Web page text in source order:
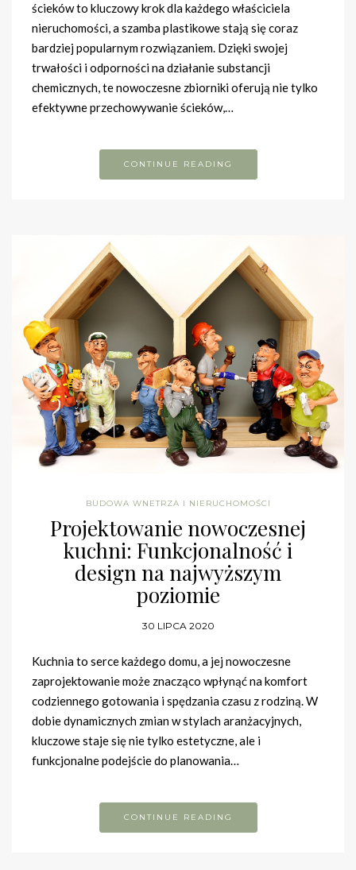
ścieków to kluczowy krok dla każdego właściciela
nieruchomości, a szamba plastikowe stają się coraz
bardziej popularnym rozwiązaniem. Dzięki swojej
trwałości i odporności na działanie substancji
chemicznych, te nowoczesne zbiorniki oferują nie tylko
efektywne przechowywanie ścieków,…
CONTINUE READING
BUDOWA WNETRZA I NIERUCHOMOŚCI
Projektowanie nowoczesnej
kuchni: Funkcjonalność i
design na najwyższym
poziomie
30 LIPCA 2020
Kuchnia to serce każdego domu, a jej nowoczesne
zaprojektowanie może znacząco wpłynąć na komfort
codziennego gotowania i spędzania czasu z rodziną. W
dobie dynamicznych zmian w stylach aranżacyjnych,
kluczowe staje się nie tylko estetyczne, ale i
funkcjonalne podejście do planowania…
CONTINUE READING